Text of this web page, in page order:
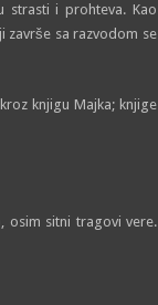
strasti i prohteva. Kao
završe sa razvodom se
knjigu Majka; knjige
osim sitni tragovi vere.